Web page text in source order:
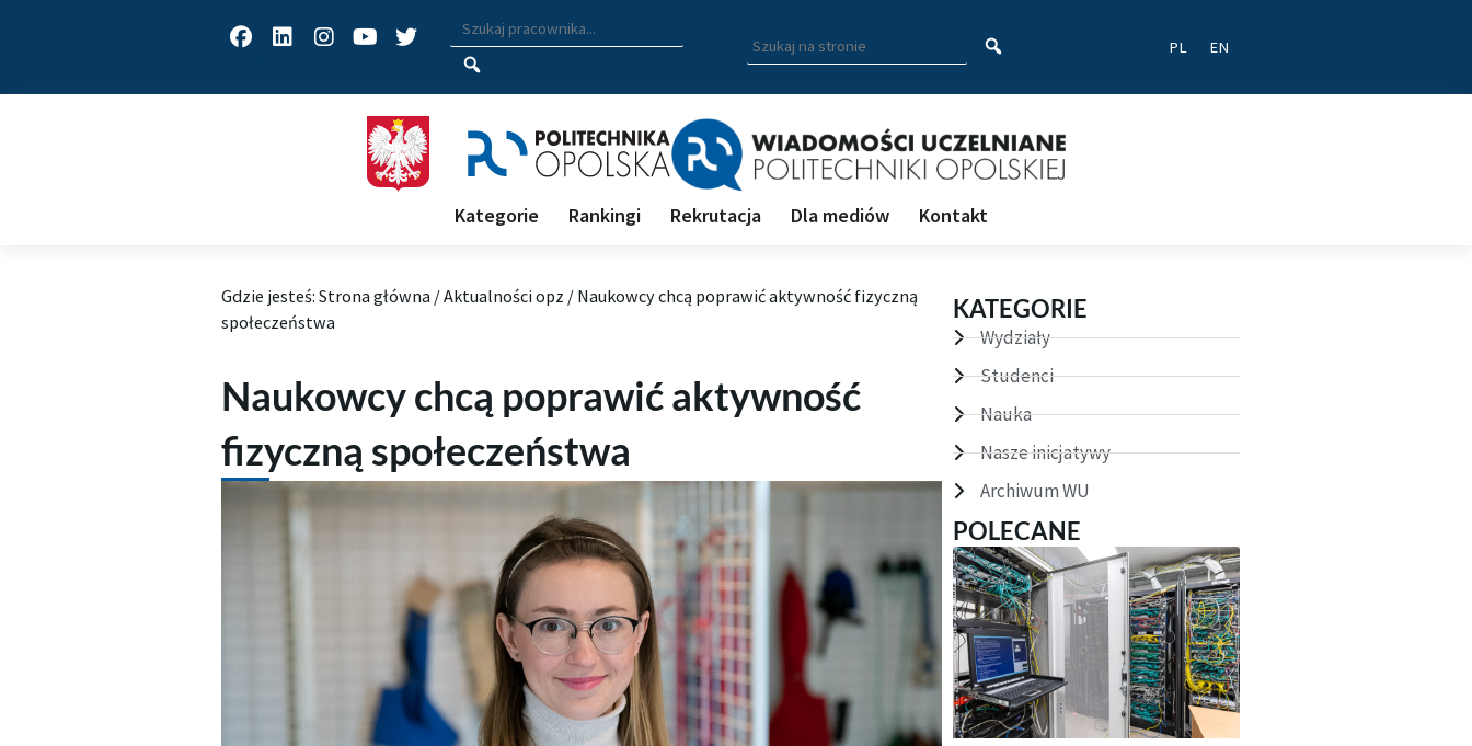
Facebook
LinkedinInstagram
YoutubeTwitterWyszukiwarka pracowników
Wpisz nazwisko, fragment nazwiska bądź imię pracownika aby wyszukać
Wpisz
szukaną
frazę
wyszukać
na
PL EN
Kategorie Rankingi Rekrutacja Dla mediów Kontakt
Gdzie jesteś: Strona główna /Aktualności opz / Naukowcy chcą poprawić aktywność fizyczną
społeczeństwa
Naukowcy chcą poprawić aktywność
fizyczną społeczeństwa
KATEGORIE
Wydziały
Studenci
Nauka
Nasze inicjatywy
Archiwum WU
POLECANE